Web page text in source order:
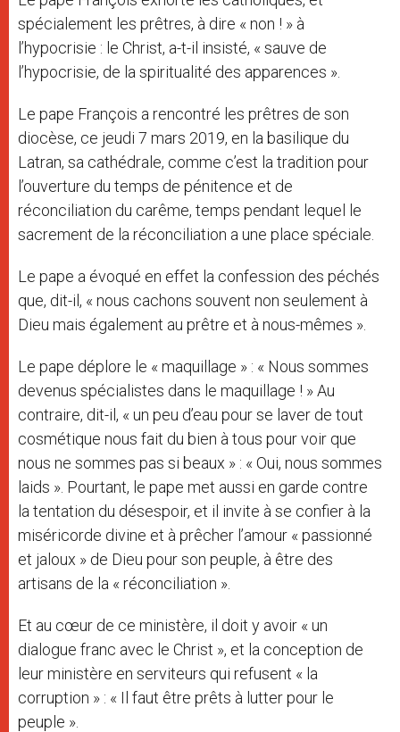
spécialement les prêtres, à dire « non ! » à
l’hypocrisie : le Christ, a-t-il insisté, « sauve de
l’hypocrisie, de la spiritualité des apparences ».
Le pape François a rencontré les prêtres de son
diocèse, ce jeudi 7 mars 2019, en la basilique du
Latran, sa cathédrale, comme c’est la tradition pour
l’ouverture du temps de pénitence et de
réconciliation du carême, temps pendant lequel le
sacrement de la réconciliation a une place spéciale.
Le pape a évoqué en effet la confession des péchés
que, dit-il, « nous cachons souvent non seulement à
Dieu mais également au prêtre et à nous-mêmes ».
Le pape déplore le « maquillage » : « Nous sommes
devenus spécialistes dans le maquillage ! » Au
contraire, dit-il, « un peu d’eau pour se laver de tout
cosmétique nous fait du bien à tous pour voir que
nous ne sommes pas si beaux » : « Oui, nous sommes
laids ». Pourtant, le pape met aussi en garde contre
la tentation du désespoir, et il invite à se confier à la
miséricorde divine et à prêcher l’amour « passionné
et jaloux » de Dieu pour son peuple, à être des
artisans de la « réconciliation ».
Et au cœur de ce ministère, il doit y avoir « un
dialogue franc avec le Christ », et la conception de
leur ministère en serviteurs qui refusent « la
corruption » : « Il faut être prêts à lutter pour le
peuple ».